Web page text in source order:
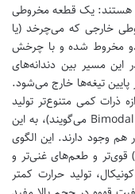
هستند: یک قطعه مخروطی
خارجی که می‌چرخد (یا
دو مخروط شده و با چرخش
مسیر بین دندانه‌های
تیغه‌ها خارج می‌شود.
ذرات کمی متنوع‌تر تولید
می‌کنند (که گاهی به آن توزیع ذرات دووجهی یا Bimodal می‌گویند)، به این
هم وجود دارند. این الگوی
آسیاب می‌تواند به تولید قهوه‌ای با بادی (Body) قوی‌تر و طعم‌های غنی‌تر و
تولید حرارت کمتر